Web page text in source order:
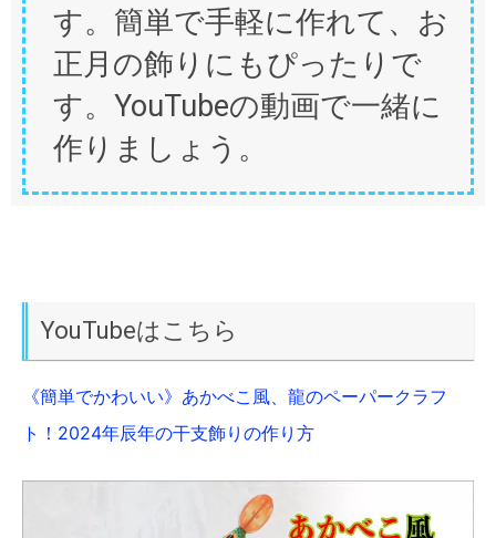
す。簡単で手軽に作れて、お
正月の飾りにもぴったりで
す。YouTubeの動画で一緒に
作りましょう。
YouTubeはこちら
《簡単でかわいい》あかべこ風、龍のペーパークラフ
ト！2024年辰年の干支飾りの作り方